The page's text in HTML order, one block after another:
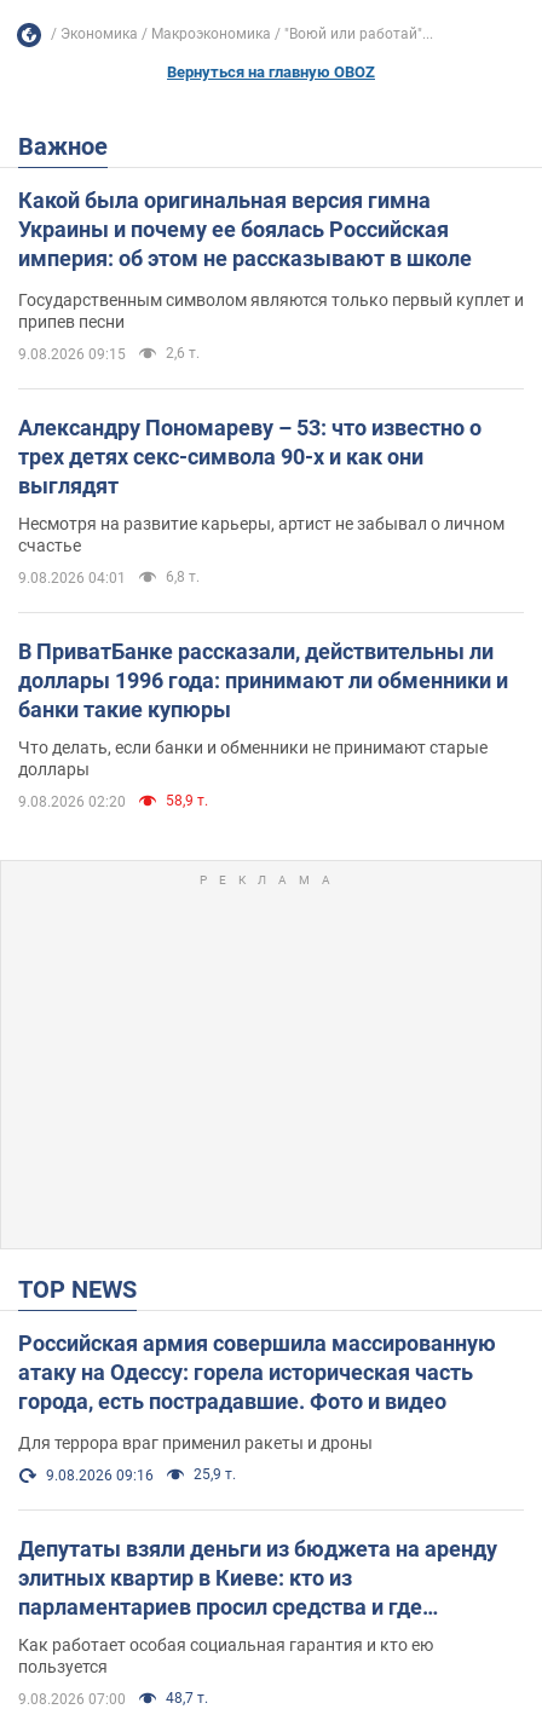
Экономика Mакроэкономика "Воюй или работай"...
Вернуться на главную OBOZ
Важное
Какой была оригинальная версия гимна
Украины и почему ее боялась Российская
империя: об этом не рассказывают в школе
Государственным символом являются только первый куплет и
припев песни
9.08.2026 09:15 2,6 т.
Александру Пономареву – 53: что известно о
трех детях секс-символа 90-х и как они
выглядят
Несмотря на развитие карьеры, артист не забывал о личном
счастье
9.08.2026 04:01 6,8 т.
В ПриватБанке рассказали, действительны ли
доллары 1996 года: принимают ли обменники и
банки такие купюры
Что делать, если банки и обменники не принимают старые
доллары
9.08.2026 02:20 58,9 т.
TOP NEWS
Российская армия совершила массированную
атаку на Одессу: горела историческая часть
города, есть пострадавшие. Фото и видео
Для террора враг применил ракеты и дроны
9.08.2026 09:16 25,9 т.
Депутаты взяли деньги из бюджета на аренду
элитных квартир в Киеве: кто из
парламентариев просил средства и где
поселился
Как работает особая социальная гарантия и кто ею
пользуется
9.08.2026 07:00 48,7 т.